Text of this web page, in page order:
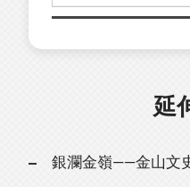
延
銀瀾金嶺——金山文